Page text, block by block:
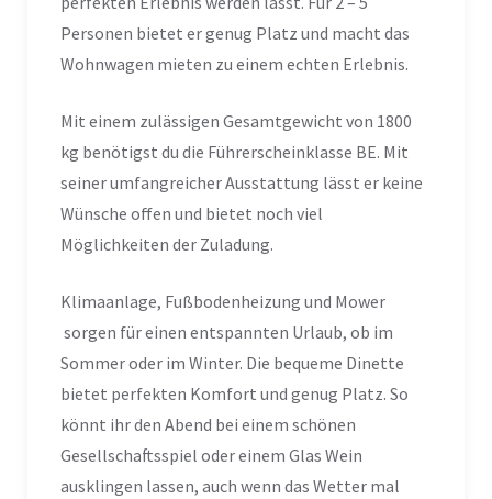
Personen bietet er genug Platz und macht das
Wohnwagen mieten zu einem echten Erlebnis.
Mit einem zulässigen Gesamtgewicht von 1800
kg benötigst du die Führerscheinklasse BE. Mit
seiner umfangreicher Ausstattung lässt er keine
Wünsche offen und bietet noch viel
Möglichkeiten der Zuladung.
Klimaanlage, Fußbodenheizung und Mower
sorgen für einen entspannten Urlaub, ob im
Sommer oder im Winter. Die bequeme Dinette
bietet perfekten Komfort und genug Platz. So
könnt ihr den Abend bei einem schönen
Gesellschaftsspiel oder einem Glas Wein
ausklingen lassen, auch wenn das Wetter mal